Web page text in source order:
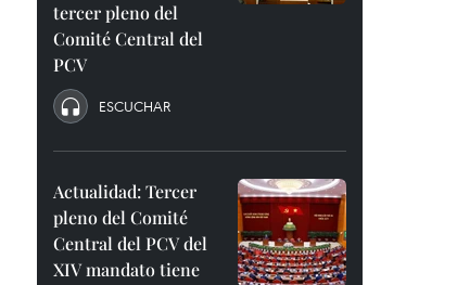
tercer pleno del
Comité Central del
PCV
ESCUCHAR
Actualidad: Tercer
pleno del Comité
Central del PCV del
XIV mandato tiene